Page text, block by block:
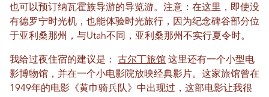
也可以预订纳瓦霍族导游的导览游。注意：在这里，即使没
有德罗宁时光机，也能体验时光旅行，因为纪念碑谷部分位
于亚利桑那州，与Utah不同，亚利桑那州不实行夏令时。
我给过夜住宿的建议是： 古尔丁旅馆 这里还有一个小型电
影博物馆，并在一个小电影院放映经典影片。这家旅馆曾在
1949年的电影《黄巾骑兵队》中出现过，这部电影让我很